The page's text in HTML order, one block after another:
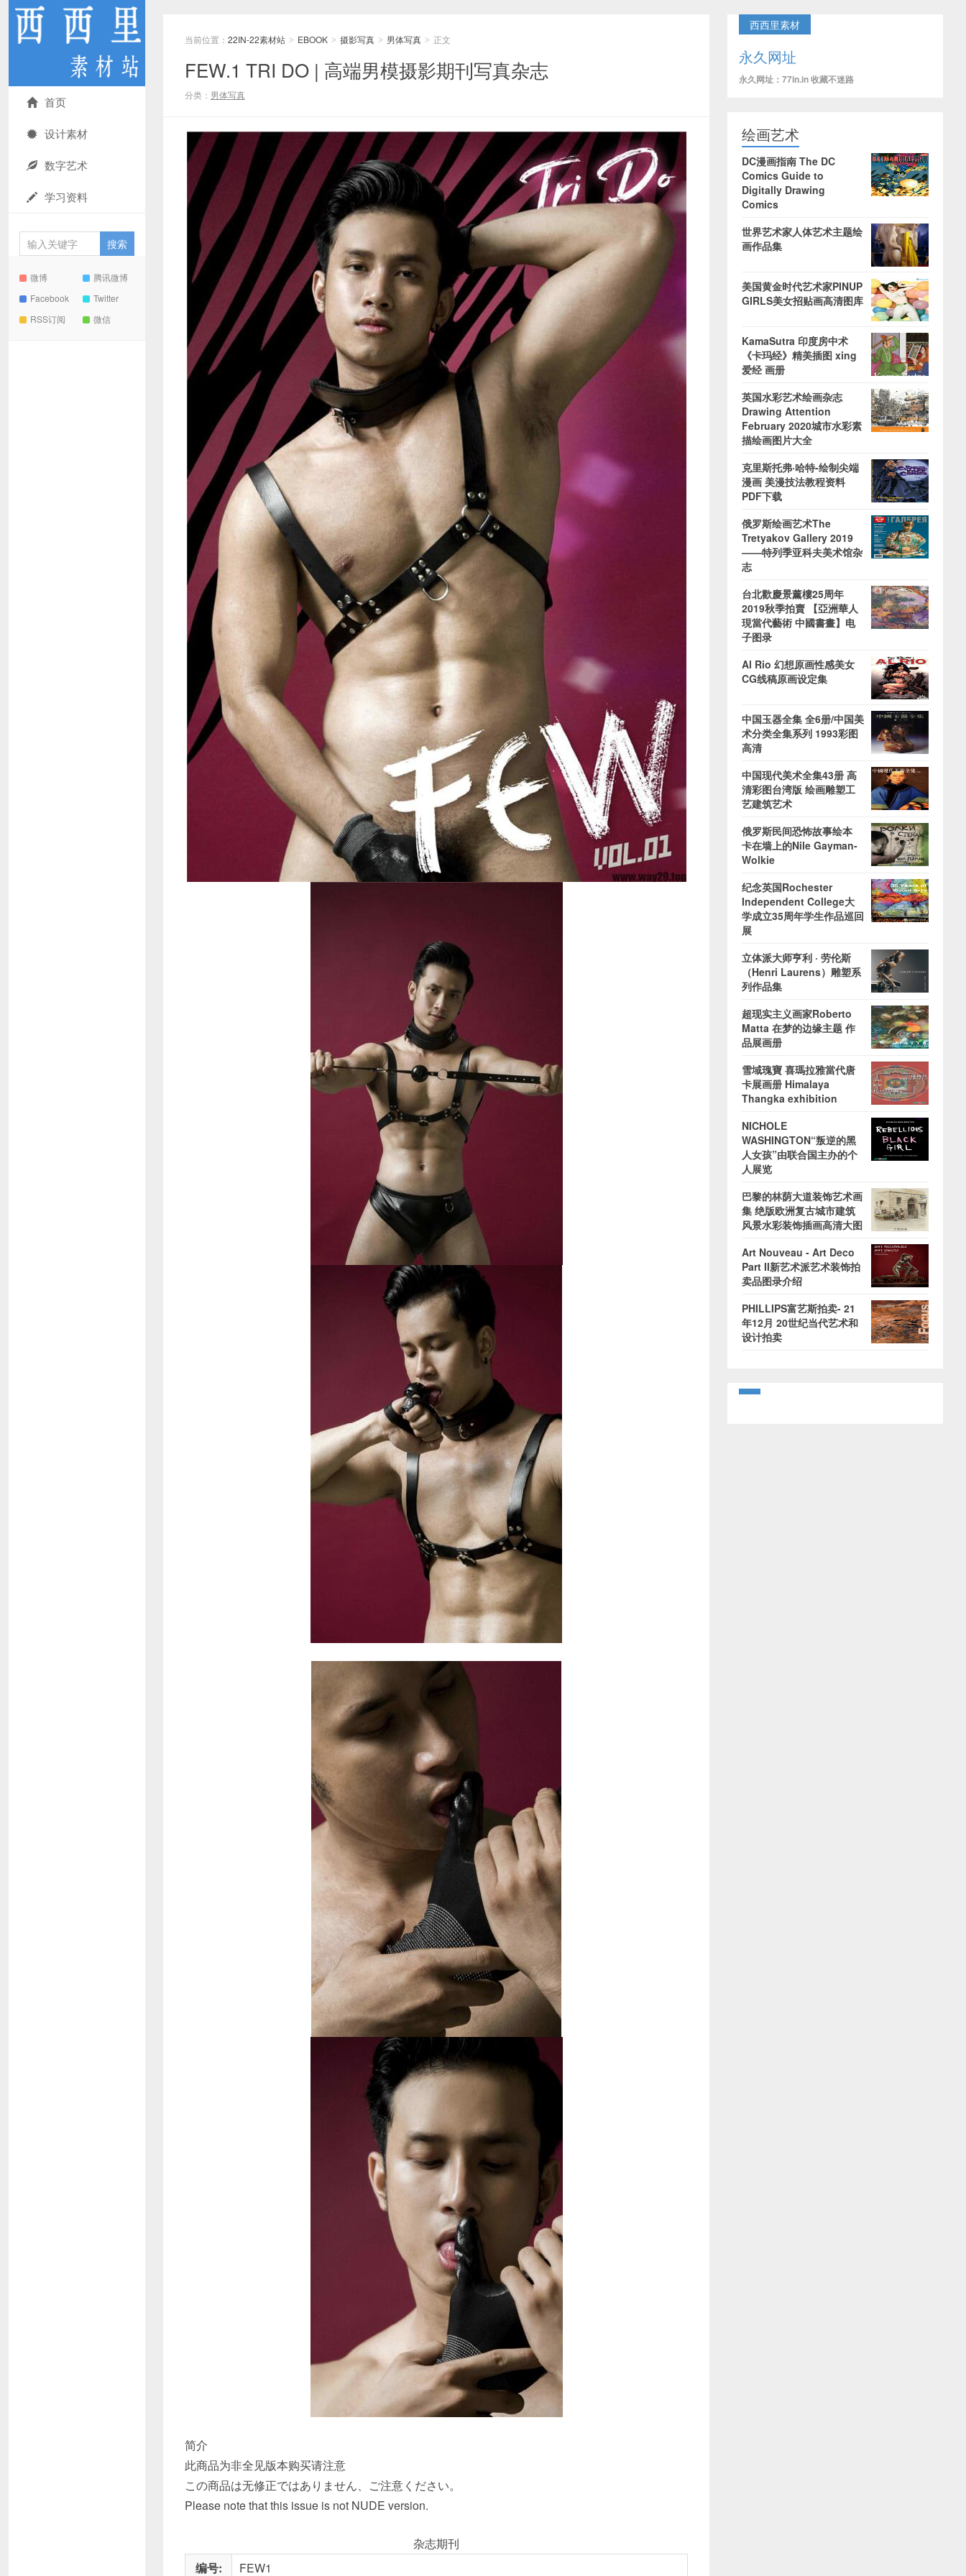
首页
设计素材
数字艺术
学习资料
微博
腾讯微博
Facebook
Twitter
RSS订阅
微信
当前位置： 22IN-22素材站 > EBOOK > 摄影写真 > 男体写真 > 正文
FEW.1 TRI DO | 高端男模摄影期刊写真杂志
分类： 男体写真
简介
此商品为非全见版本购买请注意
この商品は无修正ではありません、ご注意ください。
Please note that this issue is not NUDE version.
杂志期刊
编号:
FEW1
西西里素材
永久网址
永久网址：77in.in 收藏不迷路
绘画艺术
DC漫画指南 The DC
Comics Guide to
Digitally Drawing
Comics
世界艺术家人体艺术主题绘
画作品集
美国黄金时代艺术家PINUP
GIRLS美女招贴画高清图库
KamaSutra 印度房中术
《卡玛经》精美插图 xing
爱经 画册
英国水彩艺术绘画杂志
Drawing Attention
February 2020城市水彩素
描绘画图片大全
克里斯托弗·哈特-绘制尖端
漫画 美漫技法教程资料
PDF下载
俄罗斯绘画艺术The
Tretyakov Gallery 2019
——特列季亚科夫美术馆杂
志
台北歡慶景薰樓25周年
2019秋季拍賣 【亞洲華人
現當代藝術 中國書畫】电
子图录
Al Rio 幻想原画性感美女
CG线稿原画设定集
中国玉器全集 全6册/中国美
术分类全集系列 1993彩图
高清
中国现代美术全集43册 高
清彩图台湾版 绘画雕塑工
艺建筑艺术
俄罗斯民间恐怖故事绘本
卡在墙上的Nile Gayman-
Wolkie
纪念英国Rochester
Independent College大
学成立35周年学生作品巡回
展
立体派大师亨利 · 劳伦斯
（Henri Laurens）雕塑系
列作品集
超现实主义画家Roberto
Matta 在梦的边缘主题 作
品展画册
雪域瑰寶 喜瑪拉雅當代唐
卡展画册 Himalaya
Thangka exhibition
NICHOLE
WASHINGTON“叛逆的黑
人女孩”由联合国主办的个
人展览
巴黎的林荫大道装饰艺术画
集 绝版欧洲复古城市建筑
风景水彩装饰插画高清大图
Art Nouveau - Art Deco
Part II新艺术派艺术装饰拍
卖品图录介绍
PHILLIPS富艺斯拍卖- 21
年12月 20世纪当代艺术和
设计拍卖